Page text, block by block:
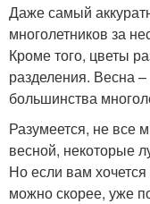
Даже самый
многолетников за
Кроме того, цветы
разделения. Весна
большинства
Разумеется, не все
весной, некоторые
Но если вам
можно скорее, уже